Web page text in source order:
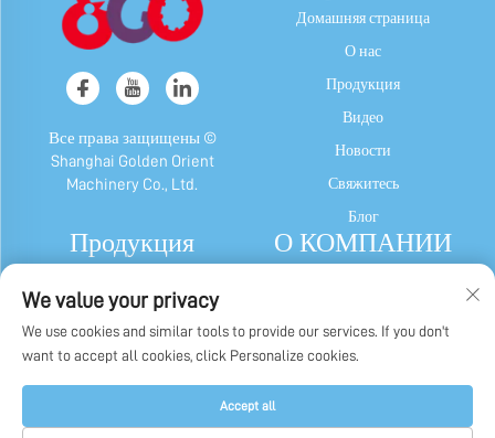
Все права защищены ©
Shanghai Golden Orient
Machinery Co., Ltd.
Домашняя страница
О нас
Продукция
Видео
Новости
Свяжитесь
Блог
Продукция
Жевательной Резинки
Шоколадный Автомат
Машина Для Упаковки Конфет,
Другие Машины
О КОМПАНИИ
Заводской дисплей
We value your privacy
We use cookies and similar tools to provide our services. If you don't
want to accept all cookies, click Personalize cookies.
Accept all